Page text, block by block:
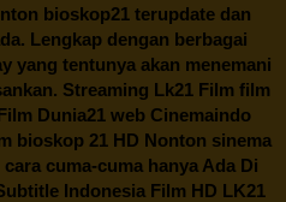
bioskop21 terupdate dan
Lengkap dengan berbagai
yang tentunya akan menemani
Streaming Lk21 Film film
Dunia21 web Cinemaindo
bioskop 21 HD Nonton sinema
cuma-cuma hanya Ada Di
Indonesia Film HD LK21